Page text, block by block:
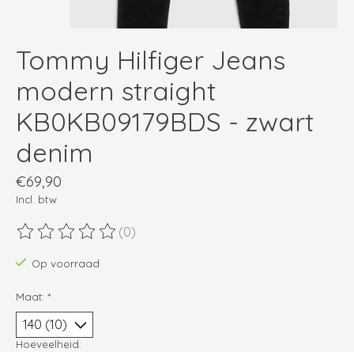
Tommy Hilfiger Jeans
modern straight
KB0KB09179BDS - zwart
denim
€69,90
Incl. btw
De beoordeling van dit product is
(0)
Op voorraad
Maat: *
Hoeveelheid: